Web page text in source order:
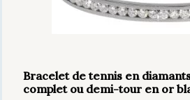
Bracelet de tennis en
complet ou demi-tour en or